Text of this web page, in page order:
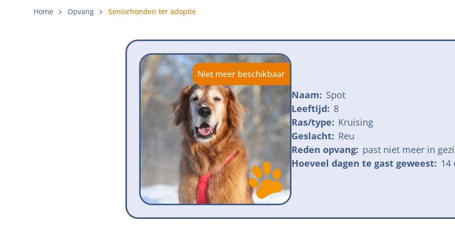
Gemeentelijk meldpunt bijtincidenten
Bescherming tegen grasaren
Home Opvang Seniorhonden ter adoptie
Niet meer beschikbaar
Naam: Spot
Leeftijd: 8
Ras/type: Kruising
Geslacht: Reu
Reden opvang: past niet meer in
Hoeveel dagen te gast geweest: 14